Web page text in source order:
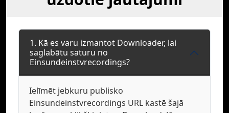
1. Kā es varu izmantot Downloader, lai
saglabātu saturu no
Einsundeinstvrecordings?
Ielīmēt jebkuru publisko
Einsundeinstvrecordings URL kastē šajā